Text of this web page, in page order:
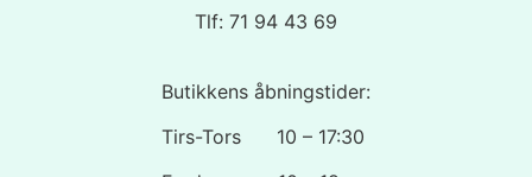
Tlf: 71 94 43 69
Butikkens åbningstider:
Tirs-Tors 10 – 17:30